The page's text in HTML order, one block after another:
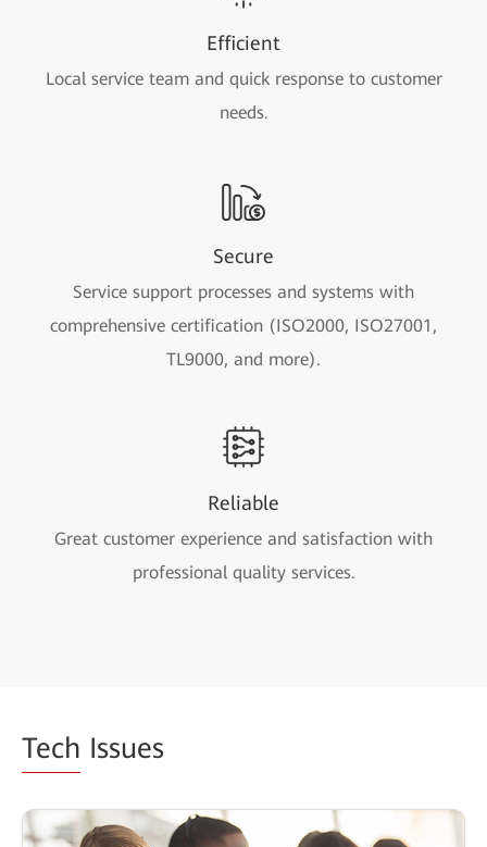
Efficient
Local service team and quick response to customer
needs.
Secure
Service support processes and systems with
comprehensive certification (ISO2000, ISO27001,
TL9000, and more).
Reliable
Great customer experience and satisfaction with
professional quality services.
Tech Issues